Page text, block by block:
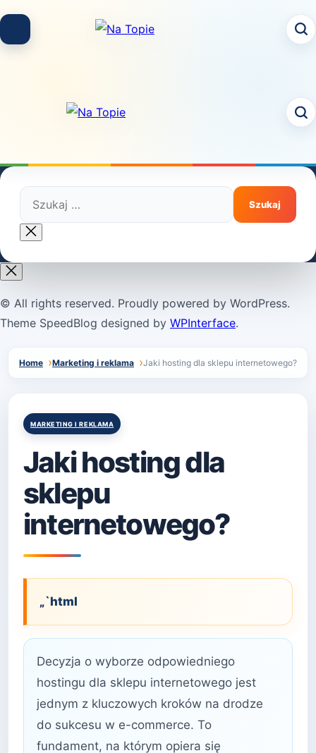
content
Szukaj:
Close
search
© All rights reserved. Proudly powered by WordPress.
Theme SpeedBlog designed by WPInterface.
Home Marketing i reklama Jaki hosting dla sklepu internetowego?
Posted
MARKETING I REKLAMA
Jaki hosting dla
sklepu
internetowego?
„`html
Decyzja o wyborze odpowiedniego
hostingu dla sklepu internetowego jest
jednym z kluczowych kroków na drodze
do sukcesu w e-commerce. To
fundament, na którym opiera się